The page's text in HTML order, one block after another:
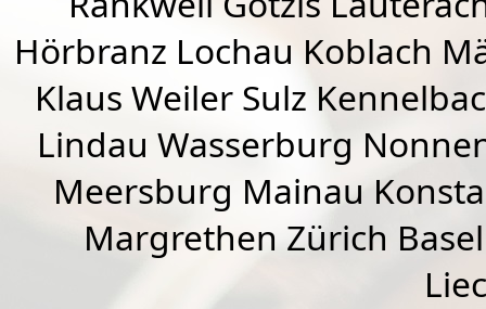
Hörbranz Lochau Koblach
Klaus Weiler Sulz
Lindau Wasserburg
Meersburg Mainau
Margrethen Zürich